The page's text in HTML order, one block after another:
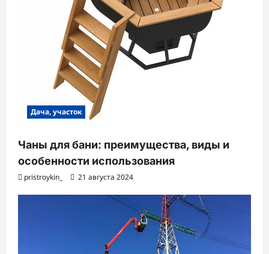
Дача, участок
Чаны для бани: преимущества, виды и
особенности использования
pristroykin_ 21 августа 2024